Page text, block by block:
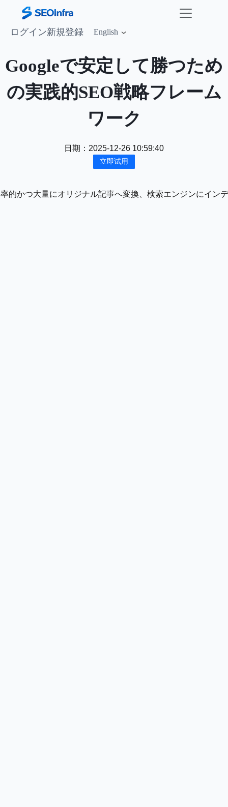
ログイン新規登録 English
Googleで安定して勝つため
の実践的SEO戦略フレーム
ワーク
日期： 2025-12-26 10:59:40
立即试用
かつ大量にオリジナル記事へ変換、検索エンジンに